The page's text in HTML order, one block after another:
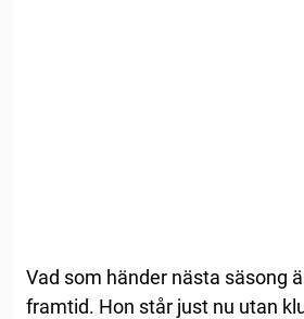
Vad som händer nästa säsong
framtid. Hon står just nu utan